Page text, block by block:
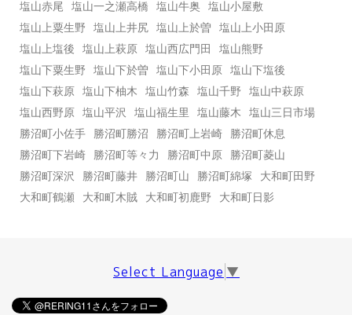
塩山赤尾 塩山一之瀬高橋 塩山牛奥
塩山小屋敷
塩山上粟生野
塩山上井尻 塩山上於曽
塩山上小田原
塩山上塩後
塩山上萩原 塩山西広門田
塩山熊野
塩山下粟生野
塩山下於曽 塩山下小田原
塩山下塩後
塩山下萩原
塩山下柚木 塩山竹森 塩山千野
塩山中萩原
塩山西野原
塩山平沢 塩山福生里 塩山藤木
塩山三日市場
勝沼町小佐手
勝沼町勝沼 勝沼町上岩崎
勝沼町休息
勝沼町下岩崎
勝沼町等々力 勝沼町中原
勝沼町菱山
勝沼町深沢
勝沼町藤井 勝沼町山 勝沼町綿塚
大和町田野
大和町鶴瀬
大和町木賊 大和町初鹿野 大和町日影
Select Language ▼